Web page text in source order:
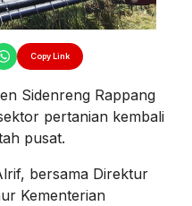
Copy Link
Sidenreng Rappang
pertanian kembali
pusat.
bersama Direktur
Kementerian